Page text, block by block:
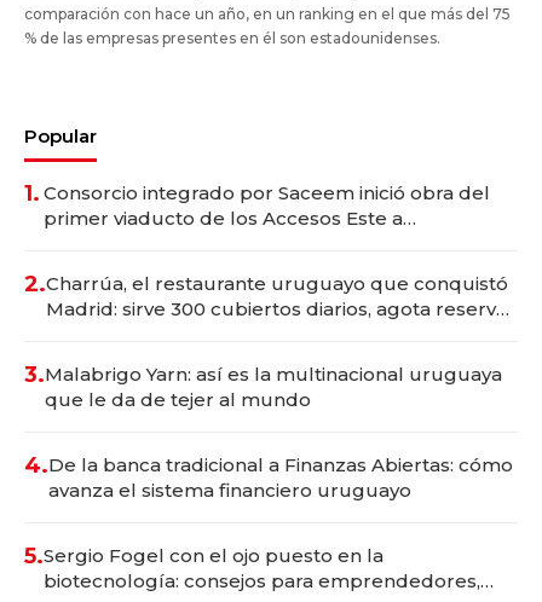
comparación con hace un año, en un ranking en el que más del 75
% de las empresas presentes en él son estadounidenses.
Popular
1. Consorcio integrado por Saceem inició obra del
primer viaducto de los Accesos Este a
2.Charrúa, el restaurante uruguayo que conquistó
Madrid: sirve 300 cubiertos diarios, agota reservas
3.Malabrigo Yarn: así es la multinacional uruguaya
que le da de tejer al mundo
4.De la banca tradicional a Finanzas Abiertas: cómo
avanza el sistema financiero uruguayo
5.Sergio Fogel con el ojo puesto en la
biotecnología: consejos para emprendedores,